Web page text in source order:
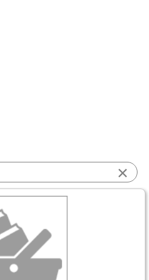
×